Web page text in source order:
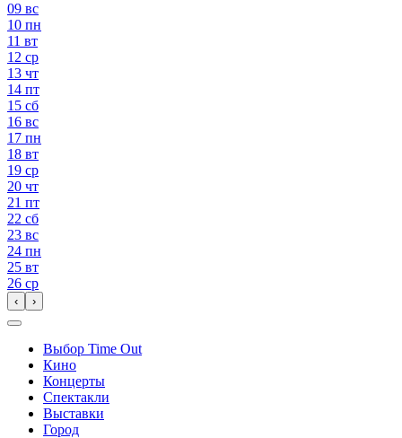
09 вс
10 пн
11 вт
12 ср
13 чт
14 пт
15 сб
16 вс
17 пн
18 вт
19 ср
20 чт
21 пт
22 сб
23 вс
24 пн
25 вт
26 ср
‹ ›
Выбор Time Out
Кино
Концерты
Спектакли
Выставки
Город